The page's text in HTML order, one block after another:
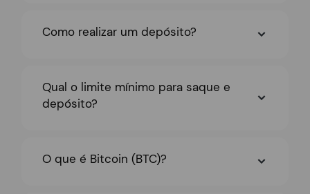
Como realizar um depósito?
Qual o limite mínimo para saque e
depósito?
O que é Bitcoin (BTC)?